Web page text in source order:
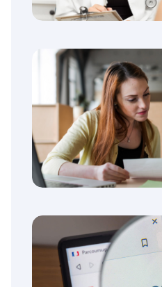
Quelle moyenne
médecine ?
Quelles notes